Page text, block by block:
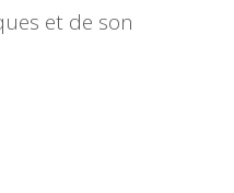
et de son